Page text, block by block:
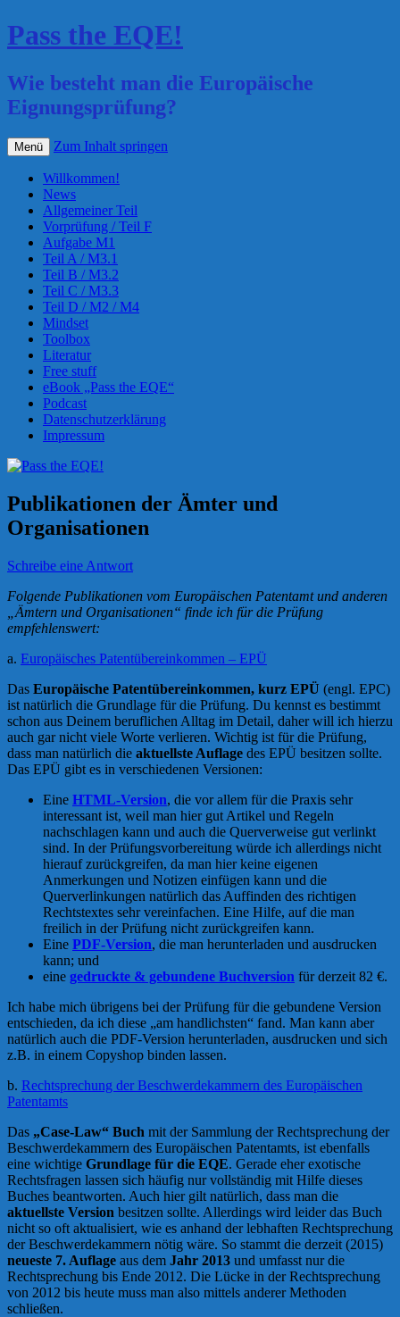
Pass the EQE!
Wie besteht man die Europäische
Eignungsprüfung?
Menü Zum Inhalt springen
Willkommen!
News
Allgemeiner Teil
Vorprüfung / Teil F
Aufgabe M1
Teil A / M3.1
Teil B / M3.2
Teil C / M3.3
Teil D / M2 / M4
Mindset
Toolbox
Literatur
Free stuff
eBook „Pass the EQE“
Podcast
Datenschutzerklärung
Impressum
Publikationen der Ämter und
Organisationen
Schreibe eine Antwort
Folgende Publikationen vom Europäischen Patentamt und anderen
„Ämtern und Organisationen“ finde ich für die Prüfung
empfehlenswert:
a. Europäisches Patentübereinkommen – EPÜ
Das Europäische Patentübereinkommen, kurz EPÜ (engl. EPC)
ist natürlich die Grundlage für die Prüfung. Du kennst es bestimmt
schon aus Deinem beruflichen Alltag im Detail, daher will ich hierzu
auch gar nicht viele Worte verlieren. Wichtig ist für die Prüfung,
dass man natürlich die aktuellste Auflage des EPÜ besitzen sollte.
Das EPÜ gibt es in verschiedenen Versionen:
Eine HTML-Version, die vor allem für die Praxis sehr
interessant ist, weil man hier gut Artikel und Regeln
nachschlagen kann und auch die Querverweise gut verlinkt
sind. In der Prüfungsvorbereitung würde ich allerdings nicht
hierauf zurückgreifen, da man hier keine eigenen
Anmerkungen und Notizen einfügen kann und die
Querverlinkungen natürlich das Auffinden des richtigen
Rechtstextes sehr vereinfachen. Eine Hilfe, auf die man
freilich in der Prüfung nicht zurückgreifen kann.
Eine PDF-Version, die man herunterladen und ausdrucken
kann; und
eine gedruckte & gebundene Buchversion für derzeit 82 €.
Ich habe mich übrigens bei der Prüfung für die gebundene Version
entschieden, da ich diese „am handlichsten“ fand. Man kann aber
natürlich auch die PDF-Version herunterladen, ausdrucken und sich
z.B. in einem Copyshop binden lassen.
b. Rechtsprechung der Beschwerdekammern des Europäischen
Patentamts
Das „Case-Law“ Buch mit der Sammlung der Rechtsprechung der
Beschwerdekammern des Europäischen Patentamts, ist ebenfalls
eine wichtige Grundlage für die EQE. Gerade eher exotische
Rechtsfragen lassen sich häufig nur vollständig mit Hilfe dieses
Buches beantworten. Auch hier gilt natürlich, dass man die
aktuellste Version besitzen sollte. Allerdings wird leider das Buch
nicht so oft aktualisiert, wie es anhand der lebhaften Rechtsprechung
der Beschwerdekammern nötig wäre. So stammt die derzeit (2015)
neueste 7. Auflage aus dem Jahr 2013 und umfasst nur die
Rechtsprechung bis Ende 2012. Die Lücke in der Rechtsprechung
von 2012 bis heute muss man also mittels anderer Methoden
schließen.